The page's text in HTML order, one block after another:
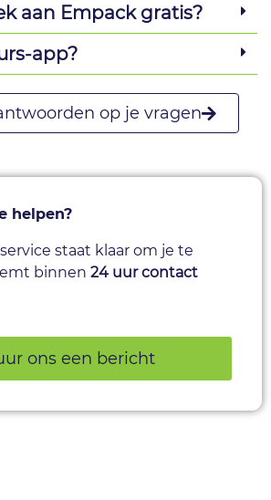
aan Empack gratis?
app?
op je vragen
helpen?
staat klaar om je te
binnen 24 uur contact
ons een bericht